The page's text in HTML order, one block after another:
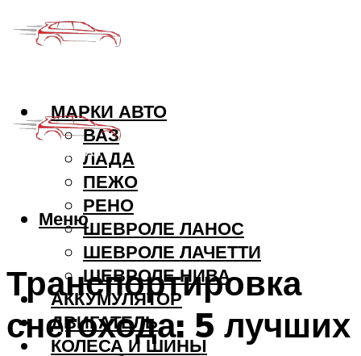
МАРКИ АВТО
ВАЗ
ЛАДА
ПЕЖО
РЕНО
ШЕВРОЛЕ ЛАНОС
ШЕВРОЛЕ ЛАЧЕТТИ
ШЕВРОЛЕ НИВА
АККУМУЛЯТОР
ДВИГАТЕЛЬ
КОЛЕСА И ШИНЫ
Меню
Транспортировка
снегохода: 5 лучших